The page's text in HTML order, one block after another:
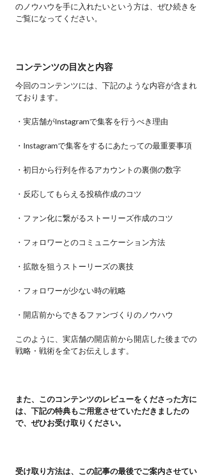
のノウハウを手に入れたいという方は、ぜひ続きを
ご覧になってください。
コンテンツの目次と内容
今回のコンテンツには、下記のような内容が含まれ
ております。
・実店舗がInstagramで集客を行うべき理由
・Instagramで集客をするにあたっての最重要事項
・初日から行列を作るアカウントの裏側の数字
・反応してもらえる投稿作成のコツ
・ファン化に繋がるストーリーズ作成のコツ
・フォロワーとのコミュニケーション方法
・拡散を狙うストーリーズの裏技
・フォロワーが少ない時の戦略
・開店前からできるファンづくりのノウハウ
このように、実店舗の開店前から開店した後までの
戦略・戦術を全てお伝えします。
また、このコンテンツのレビューをくださった方に
は、下記の特典もご用意させていただきましたの
で、ぜひお受け取りください。
受け取り方法は、この記事の最後でご案内させてい